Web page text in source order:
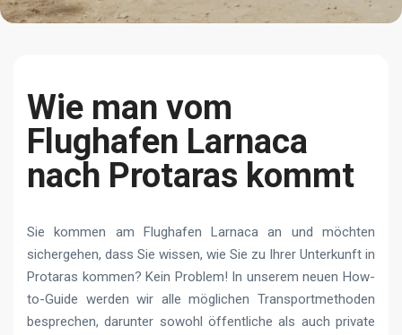
Wie man vom
Flughafen Larnaca
nach Protaras kommt
Sie kommen am Flughafen Larnaca an und möchten
sichergehen, dass Sie wissen, wie Sie zu Ihrer Unterkunft in
Protaras kommen? Kein Problem! In unserem neuen How-
to-Guide werden wir alle möglichen Transportmethoden
besprechen, darunter sowohl öffentliche als auch private